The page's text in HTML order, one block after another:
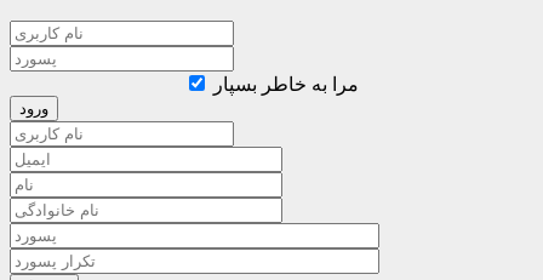
مرا به خاطر بسپار